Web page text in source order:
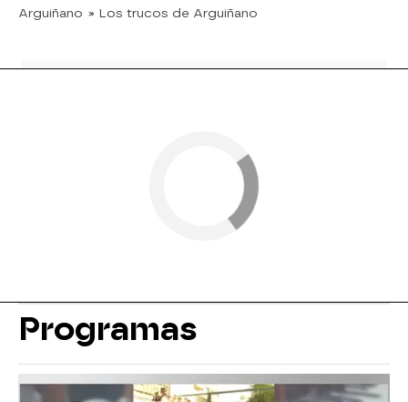
Arguiñano » Los trucos de Arguiñano
Programas